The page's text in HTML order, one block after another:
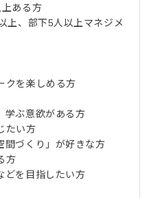
上ある方
上、部下5人以上マネジメ
クを楽しめる方
学ぶ意欲がある方
たい方
間づくり」が好きな方
方
どを目指したい方